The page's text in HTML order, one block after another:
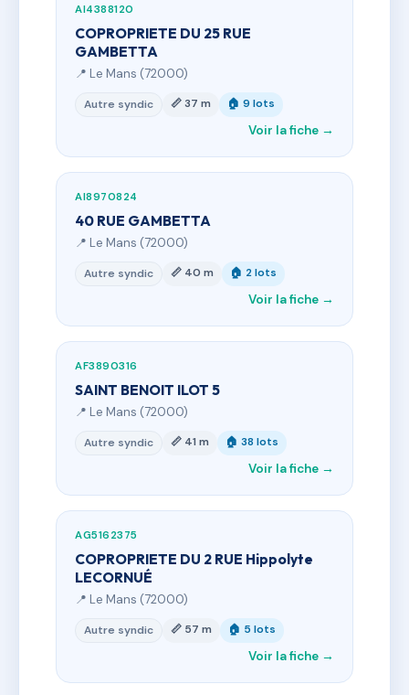
AI4388120
COPROPRIETE DU 25 RUE
GAMBETTA
📍 Le Mans (72000)
Autre syndic 📏 37 m 🏠 9 lots
Voir la fiche →
AI8970824
40 RUE GAMBETTA
📍 Le Mans (72000)
Autre syndic 📏 40 m 🏠 2 lots
Voir la fiche →
AF3890316
SAINT BENOIT ILOT 5
📍 Le Mans (72000)
Autre syndic 📏 41 m 🏠 38 lots
Voir la fiche →
AG5162375
COPROPRIETE DU 2 RUE Hippolyte
LECORNUÉ
📍 Le Mans (72000)
Autre syndic 📏 57 m 🏠 5 lots
Voir la fiche →